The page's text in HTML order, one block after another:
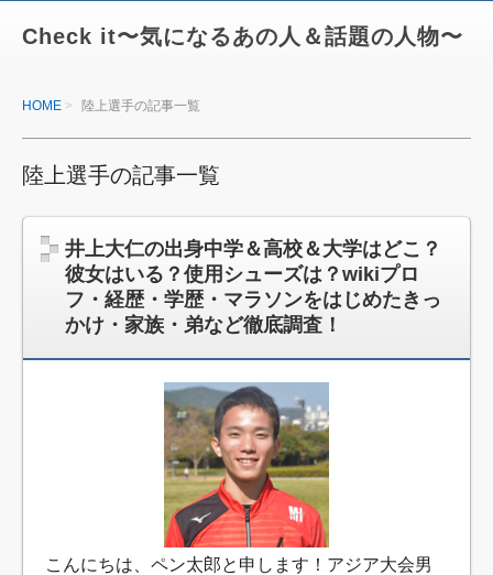
Check it〜気になるあの人＆話題の人物〜
HOME 陸上選手の記事一覧
陸上選手の記事一覧
井上大仁の出身中学＆高校＆大学はどこ？
彼女はいる？使用シューズは？wikiプロ
フ・経歴・学歴・マラソンをはじめたきっ
かけ・家族・弟など徹底調査！
こんにちは、ペン太郎と申します！アジア大会男